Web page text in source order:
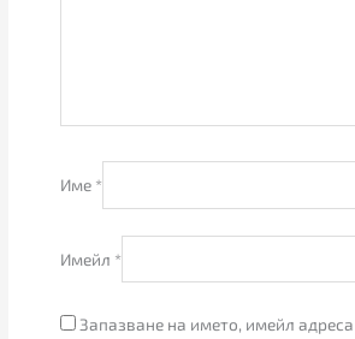
Име *
Имейл *
Запазване на името, имейл